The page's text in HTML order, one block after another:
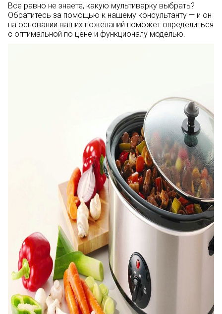
Все равно не знаете, какую мультиварку выбрать?
Обратитесь за помощью к нашему консультанту — и он
на основании ваших пожеланий поможет определиться
с оптимальной по цене и функционалу моделью.